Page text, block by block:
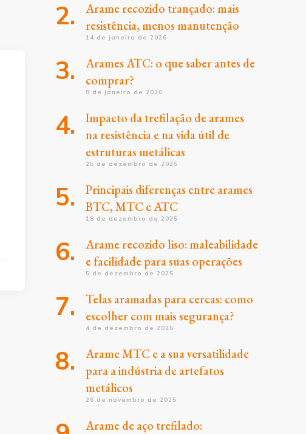
Arame recozido trançado: mais
resistência, menos manutenção
14 de janeiro de 2026
Arames ATC: o que saber antes de
comprar?
9 de janeiro de 2026
Impacto da trefilação de arames
na resistência e na vida útil de
estruturas metálicas
25 de dezembro de 2025
Principais diferenças entre arames
BTC, MTC e ATC
18 de dezembro de 2025
Arame recozido liso: maleabilidade
e facilidade para suas operações
5 de dezembro de 2025
Telas aramadas para cercas: como
escolher com mais segurança?
4 de dezembro de 2025
Arame MTC e a sua versatilidade
para a indústria de artefatos
metálicos
26 de novembro de 2025
Arame de aço trefilado: